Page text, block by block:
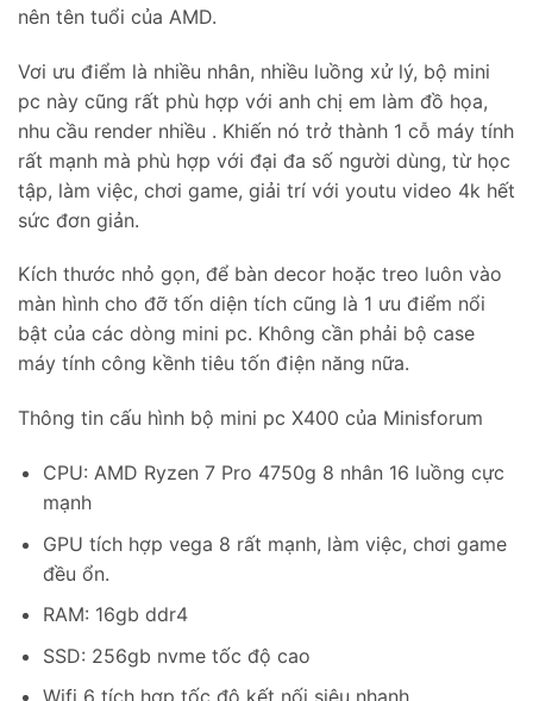
nên tên tuổi của AMD.
Vơi ưu điểm là nhiều nhân, nhiều luồng xử lý, bộ mini
pc này cũng rất phù hợp với anh chị em làm đồ họa,
nhu cầu render nhiều . Khiến nó trở thành 1 cỗ máy tính
rất mạnh mà phù hợp với đại đa số người dùng, từ học
tập, làm việc, chơi game, giải trí với youtu video 4k hết
sức đơn giản.
Kích thước nhỏ gọn, để bàn decor hoặc treo luôn vào
màn hình cho đỡ tốn diện tích cũng là 1 ưu điểm nổi
bật của các dòng mini pc. Không cần phải bộ case
máy tính công kềnh tiêu tốn điện năng nữa.
Thông tin cấu hình bộ mini pc X400 của Minisforum
CPU: AMD Ryzen 7 Pro 4750g 8 nhân 16 luồng cực
mạnh
GPU tích hợp vega 8 rất mạnh, làm việc, chơi game
đều ổn.
RAM: 16gb ddr4
SSD: 256gb nvme tốc độ cao